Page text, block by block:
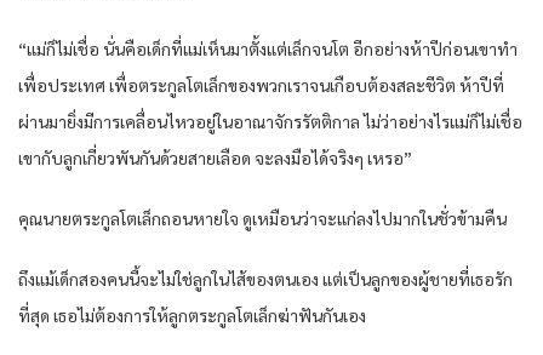
“แม่ก็ไม่เชื่อ นั่นคือเด็กที่แม่เห็นมาตั้งแต่เล็กจนโต อีกอย่างห้าปีก่อนเขาทำ
เพื่อประเทศ เพื่อตระกูลโตเล็กของพวกเราจนเกือบต้องสละชีวิต ห้าปีที่
ผ่านมายิ่งมีการเคลื่อนไหวอยู่ในอาณาจักรรัตติกาล ไม่ว่าอย่างไรแม่ก็ไม่เชื่อ
เขากับลูกเกี่ยวพันกันด้วยสายเลือด จะลงมือได้จริงๆ เหรอ”
คุณนายตระกูลโตเล็กถอนหายใจ ดูเหมือนว่าจะแก่ลงไปมากในชั่วข้ามคืน
ถึงแม้เด็กสองคนนี้จะไม่ใช่ลูกในไส้ของตนเอง แต่เป็นลูกของผู้ชายที่เธอรัก
ที่สุด เธอไม่ต้องการให้ลูกตระกูลโตเล็กฆ่าฟันกันเอง